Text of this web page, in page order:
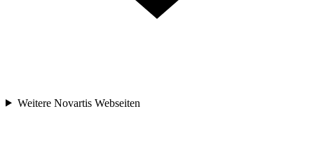
Weitere Novartis Webseiten